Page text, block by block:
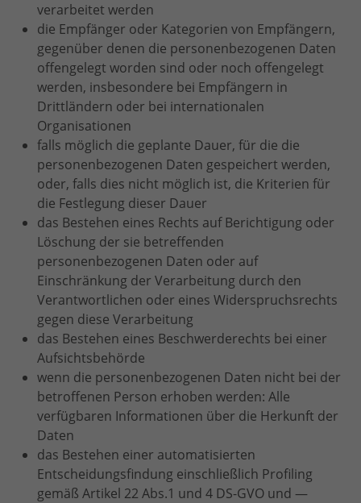
verarbeitet werden
die Empfänger oder Kategorien von Empfängern,
gegenüber denen die personenbezogenen Daten
offengelegt worden sind oder noch offengelegt
werden, insbesondere bei Empfängern in
Drittländern oder bei internationalen
Organisationen
falls möglich die geplante Dauer, für die die
personenbezogenen Daten gespeichert werden,
oder, falls dies nicht möglich ist, die Kriterien für
die Festlegung dieser Dauer
das Bestehen eines Rechts auf Berichtigung oder
Löschung der sie betreffenden
personenbezogenen Daten oder auf
Einschränkung der Verarbeitung durch den
Verantwortlichen oder eines Widerspruchsrechts
gegen diese Verarbeitung
das Bestehen eines Beschwerderechts bei einer
Aufsichtsbehörde
wenn die personenbezogenen Daten nicht bei der
betroffenen Person erhoben werden: Alle
verfügbaren Informationen über die Herkunft der
Daten
das Bestehen einer automatisierten
Entscheidungsfindung einschließlich Profiling
gemäß Artikel 22 Abs.1 und 4 DS-GVO und —